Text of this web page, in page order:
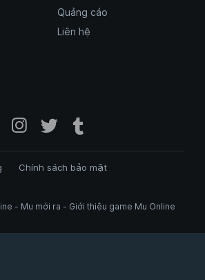
Quảng cáo
Liên hệ
Mới Ra -
Mu Mới Ra - Kênh
Mumoira.online -
Instagram
TwitterTumblr Mu Mới
Chính sách bảo mật
- Mu mới ra - Giới thiệu game Mu Online